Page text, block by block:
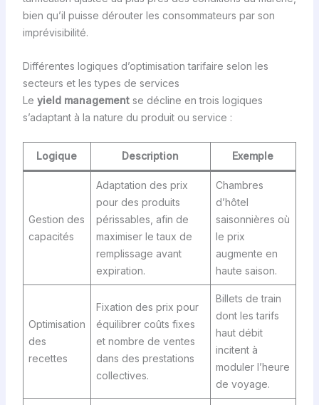
bien qu’il puisse dérouter les consommateurs par son
imprévisibilité.
Différentes logiques d’optimisation tarifaire selon les
secteurs et les types de services
Le yield managementse décline en trois logiques
s’adaptant à la nature du produit ou service :
Logique Description Exemple
Gestion des
capacités
Adaptation des prix
pour des produits
périssables, afin de
maximiser le taux de
remplissage avant
expiration.
Chambres
d’hôtel
saisonnières où
le prix
augmente en
haute saison.
Optimisation
des
recettes
Fixation des prix pour
équilibrer coûts fixes
et nombre de ventes
dans des prestations
collectives.
Billets de train
dont les tarifs
haut débit
incitent à
moduler l’heure
de voyage.